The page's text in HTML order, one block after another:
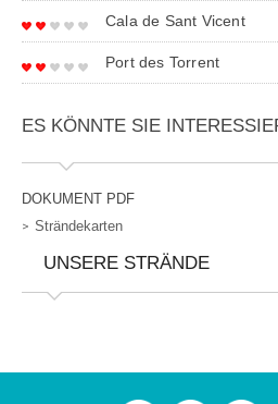
Cala de Sant Vicent
Port des Torrent
ES KÖNNTE SIE
DOKUMENT PDF
Strändekarten
UNSERE STRÄNDE